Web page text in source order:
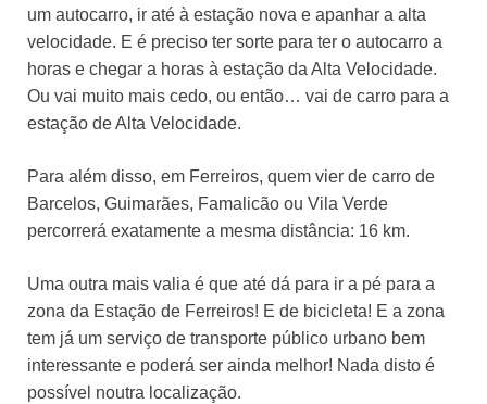
um autocarro, ir até à estação nova e apanhar a alta
velocidade. E é preciso ter sorte para ter o autocarro a
horas e chegar a horas à estação da Alta Velocidade.
Ou vai muito mais cedo, ou então… vai de carro para a
estação de Alta Velocidade.
Para além disso, em Ferreiros, quem vier de carro de
Barcelos, Guimarães, Famalicão ou Vila Verde
percorrerá exatamente a mesma distância: 16 km.
Uma outra mais valia é que até dá para ir a pé para a
zona da Estação de Ferreiros! E de bicicleta! E a zona
tem já um serviço de transporte público urbano bem
interessante e poderá ser ainda melhor! Nada disto é
possível noutra localização.